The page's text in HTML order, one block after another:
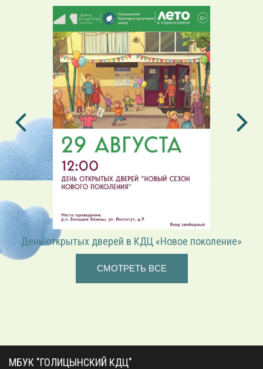
«Играем в режиссёра» — театрализованная программа
СМОТРЕТЬ ВСЕ
МБУК "ГОЛИЦЫНСКИЙ КДЦ"